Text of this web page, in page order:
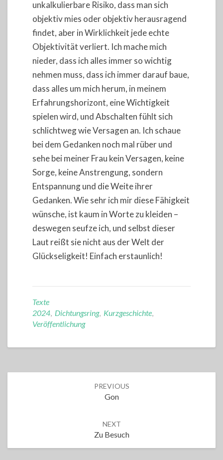
unkalkulierbare Risiko, dass man sich
objektiv mies oder objektiv herausragend
findet, aber in Wirklichkeit jede echte
Objektivität verliert. Ich mache mich
nieder, dass ich alles immer so wichtig
nehmen muss, dass ich immer darauf baue,
dass alles um mich herum, in meinem
Erfahrungshorizont, eine Wichtigkeit
spielen wird, und Abschalten fühlt sich
schlichtweg wie Versagen an. Ich schaue
bei dem Gedanken noch mal rüber und
sehe bei meiner Frau kein Versagen, keine
Sorge, keine Anstrengung, sondern
Entspannung und die Weite ihrer
Gedanken. Wie sehr ich mir diese Fähigkeit
wünsche, ist kaum in Worte zu kleiden –
deswegen seufze ich, und selbst dieser
Laut reißt sie nicht aus der Welt der
Glückseligkeit! Einfach erstaunlich!
Texte
2024 Dichtungsring, Kurzgeschichte
Veröffentlichung
PREVIOUS
Gon
NEXT
Zu Besuch